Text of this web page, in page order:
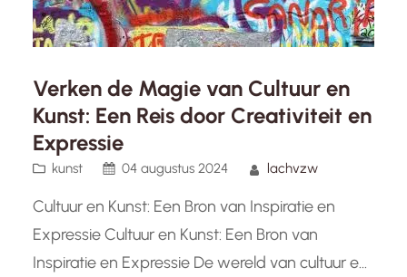
Verken de Magie van Cultuur en
Kunst: Een Reis door Creativiteit en
Expressie
kunst 04 augustus 2024 lachvzw
Cultuur en Kunst: Een Bron van Inspiratie en
Expressie Cultuur en Kunst: Een Bron van
Inspiratie en Expressie De wereld van cultuur en